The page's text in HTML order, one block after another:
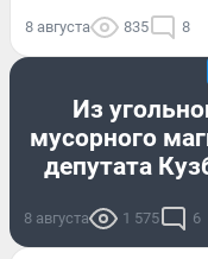
8 августа 835 8
Из
мусорного
депутата
8 августа 1 575 6